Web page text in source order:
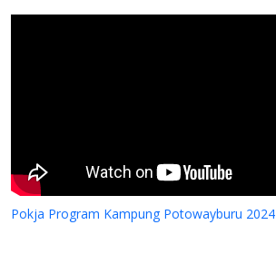
Pokja Program Kampung Potowayburu 2024